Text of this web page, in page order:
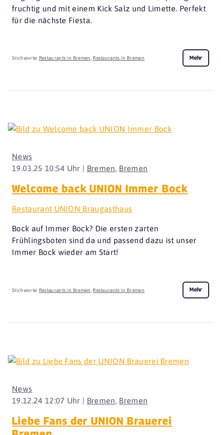
fruchtig und mit einem Kick Salz und Limette. Perfekt
für die nächste Fiesta.
Stichworte: Restaurants in Bremen, Restaurants in Bremen Mehr
19.03.25 10:54 Uhr | Bremen, Bremen
News
Welcome back UNION Immer Bock
Restaurant UNION Braugasthaus
Bock auf Immer Bock? Die ersten zarten
Frühlingsboten sind da und passend dazu ist unser
Immer Bock wieder am Start!
Stichworte: Restaurants in Bremen Restaurants in Bremen Mehr
19.12.24 12:07 Uhr | Bremen, Bremen
News
Liebe Fans der UNION Brauerei